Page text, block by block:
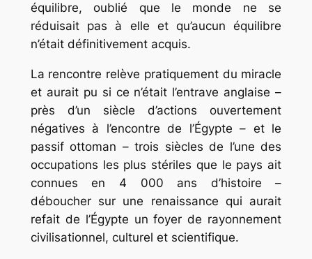
équilibre, oublié que le monde ne se
réduisait pas à elle et qu’aucun équilibre
n’était définitivement acquis.
La rencontre relève pratiquement du miracle
et aurait pu si ce n’était l’entrave anglaise –
près d’un siècle d’actions ouvertement
négatives à l’encontre de l’Égypte – et le
passif ottoman – trois siècles de l’une des
occupations les plus stériles que le pays ait
connues en 4 000 ans d’histoire –
déboucher sur une renaissance qui aurait
refait de l’Égypte un foyer de rayonnement
civilisationnel, culturel et scientifique.